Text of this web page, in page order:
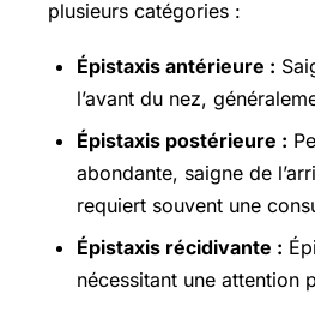
plusieurs catégories :
Épistaxis antérieure :
l’avant du nez,
Épistaxis postérieure :
abondante, saigne de
requiert souvent une
Épistaxis récidivante :
nécessitant une attention